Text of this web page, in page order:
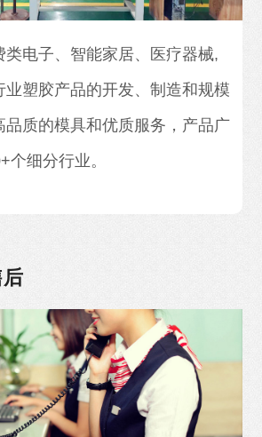
类电子、智能家居、医疗器械,
业塑胶产品的开发、制造和规模
品质的模具和优质服务，产品广
个细分行业。